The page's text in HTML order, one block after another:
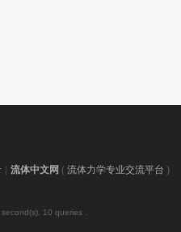
流体中文网 ( 流体力学专业交流平台 )
10 queries .